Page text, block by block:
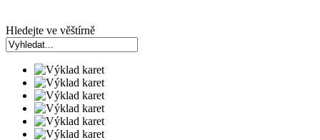
Hledejte ve věštírně